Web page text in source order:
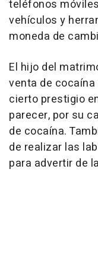
teléfonos
vehículos y
moneda de
El hijo del
venta de
cierto prestigio
parecer, por su
de cocaína.
de realizar las
para advertir de